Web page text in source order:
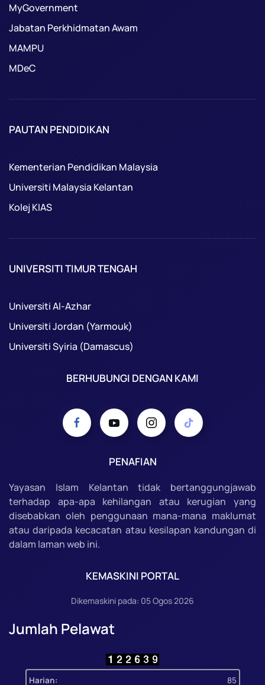
MyGovernment
Jabatan Perkhidmatan Awam
MAMPU
MDeC
PAUTAN PENDIDIKAN
Kementerian Pendidikan Malaysia
Universiti Malaysia Kelantan
Kolej KIAS
UNIVERSITI TIMUR TENGAH
Universiti Al-Azhar
Universiti Jordan (Yarmouk)
Universiti Syiria (Damascus)
BERHUBUNGI DENGAN KAMI
PENAFIAN
Yayasan Islam Kelantan tidak bertanggungjawab
terhadap apa-apa kehilangan atau kerugian yang
disebabkan oleh penggunaan mana-mana maklumat
atau daripada kecacatan atau kesilapan kandungan di
dalam laman web ini.
KEMASKINI PORTAL
Dikemaskini pada: 05 Ogos 2026
Jumlah Pelawat
Harian: 85